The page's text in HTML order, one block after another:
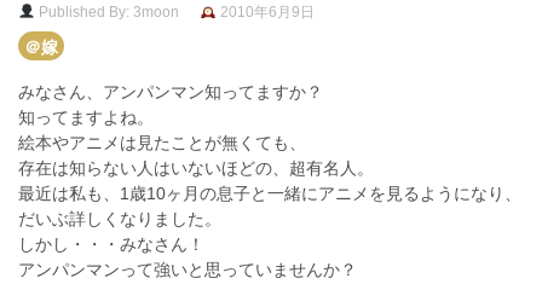
Published By: 3moon
2010年6月9日
＠嫁
みなさん、アンパンマン知ってますか？
知ってますよね。
絵本やアニメは見たことが無くても、
存在は知らない人はいないほどの、超有名人。
最近は私も、1歳10ヶ月の息子と一緒にアニメを見るようになり、
だいぶ詳しくなりました。
しかし・・・みなさん！
アンパンマンって強いと思っていませんか？